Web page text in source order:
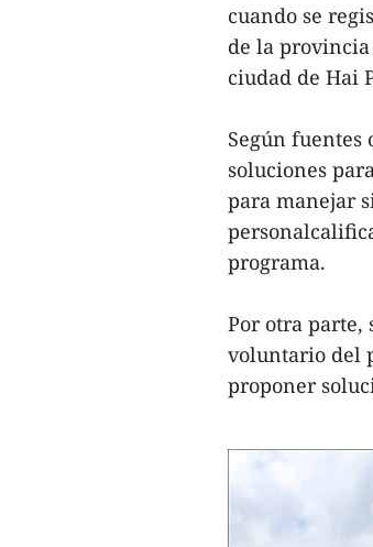
cuando se
de la
ciudad de Hai
Según fuentes
soluciones
para manejar
programa.
Por otra parte,
voluntario del
proponer